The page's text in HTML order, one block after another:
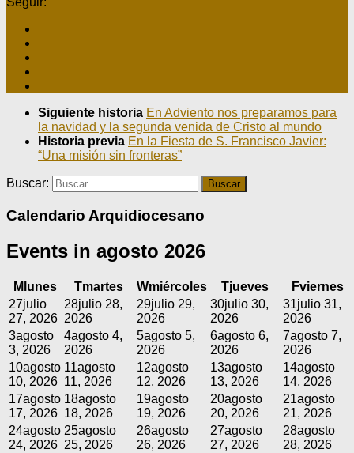
Siguiente historia En Adviento nos preparamos para
la navidad y la segunda venida de Cristo al mundo
Historia previa En la Fiesta de S. Francisco Javier:
“Una misión sin fronteras”
Buscar:
Calendario Arquidiocesano
Events in agosto 2026
M lunes Tmartes Wmiércoles Tjueves Fviernes
27julio
27, 2026
28julio 28,
2026
29julio 29,
2026
30julio 30,
2026
31julio 31,
2026
3agosto
3, 2026
4agosto 4,
2026
5agosto 5,
2026
6agosto 6,
2026
7agosto 7,
2026
10agosto
10, 2026
11agosto
11, 2026
12agosto
12, 2026
13agosto
13, 2026
14agosto
14, 2026
17agosto
17, 2026
18agosto
18, 2026
19agosto
19, 2026
20agosto
20, 2026
21agosto
21, 2026
24agosto
24, 2026
25agosto
25, 2026
26agosto
26, 2026
27agosto
27, 2026
28agosto
28, 2026